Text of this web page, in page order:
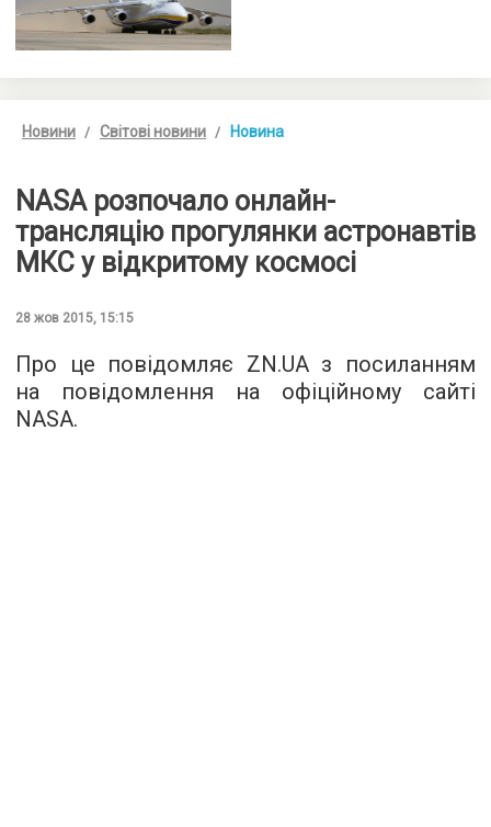
Новини Світові новини Новина
NASA розпочало онлайн-
трансляцію прогулянки астронавтів
МКС у відкритому космосі
28 жов 2015, 15:15
Про це повідомляє ZN.UAз посиланням
на повідомлення на офіційному сайті
NASA.